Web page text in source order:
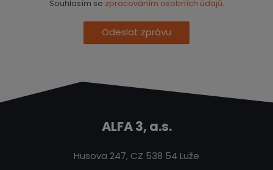
Odeslat zprávu
Souhlasím se zpracováním osobních údajů.
ALFA 3, a.s.
Husova 247, CZ 538 54 Luže